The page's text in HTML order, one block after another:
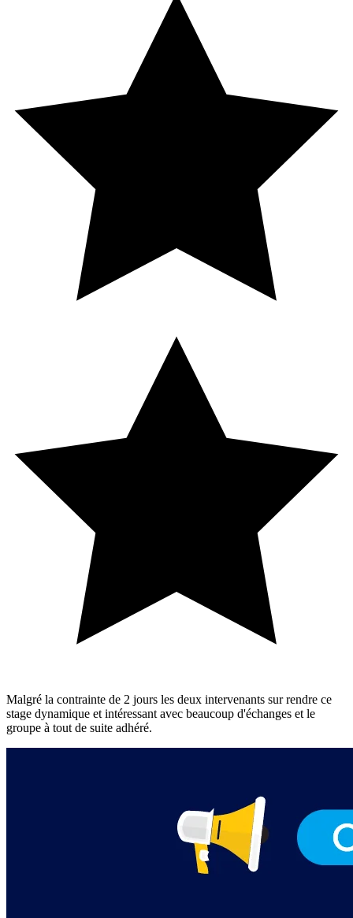
Malgré la contrainte de 2 jours les deux intervenants sur rendre ce
stage dynamique et intéressant avec beaucoup d'échanges et le
groupe à tout de suite adhéré.